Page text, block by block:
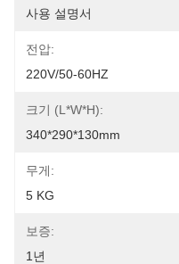
사용 설명서
전압:
220V/50-60HZ
크기 (L*W*H):
340*290*130mm
무게:
5 KG
보증:
1년